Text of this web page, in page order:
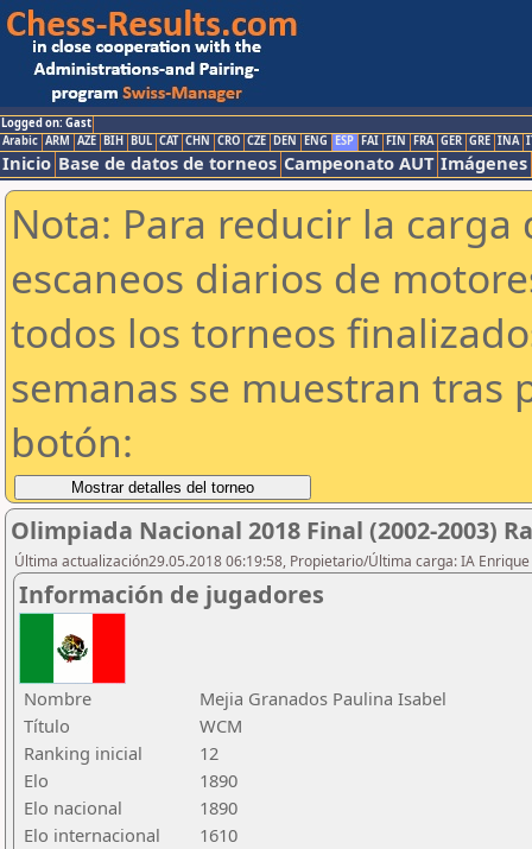
Logged on: Gast
Arabic ARM AZE BIH BUL CAT CHN CRO CZE DEN ENG ESP FAI FIN FRA GER GRE INA
Inicio Base de datos de torneos Campeonato AUT Imágenes
Nota: Para reducir la
escaneos diarios de
todos los torneos
semanas se muestran tras
botón:
Olimpiada Nacional 2018 Final (2002-2003)
Última actualización29.05.2018 06:19:58, Propietario/Última carga: IA
Información de jugadores
Nombre
Mejia Granados Paulina Isabel
Título
WCM
Ranking inicial
12
Elo
1890
Elo nacional
1890
Elo internacional
1610